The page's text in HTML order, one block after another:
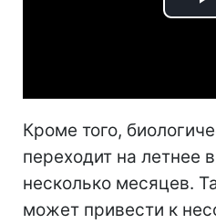
Кроме того,
переходит на летнее
несколько месяцев.
может привести к